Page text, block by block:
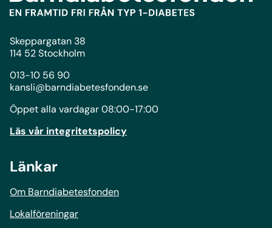
Skeppargatan 38
114 52 Stockholm
013-10 56 90
kansli@barndiabetesfonden.se
Öppet alla vardagar 08:00-17:00
Läs vår integritetspolicy
Länkar
Om Barndiabetesfonden
Lokalföreningar